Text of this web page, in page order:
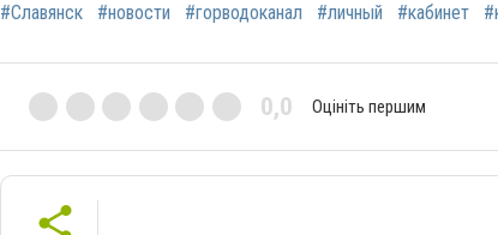
#Славянск #новости #горводоканал #личный #кабинет
0,0 Оцініть першим